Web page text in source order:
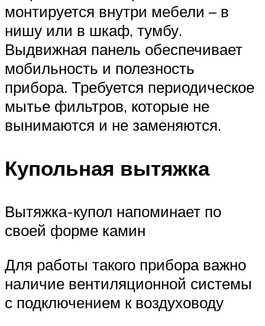
монтируется внутри мебели – в
нишу или в шкаф, тумбу.
Выдвижная панель обеспечивает
мобильность и полезность
прибора. Требуется периодическое
мытье фильтров, которые не
вынимаются и не заменяются.
Купольная вытяжка
Вытяжка-купол напоминает по
своей форме камин
Для работы такого прибора важно
наличие вентиляционной системы
с подключением к воздуховоду